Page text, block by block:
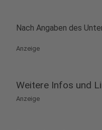
Nach Angaben des
Anzeige
Weitere Infos und
Anzeige